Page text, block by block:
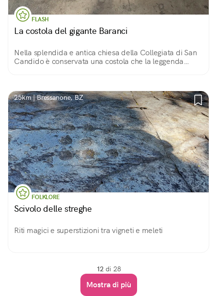
FLASH
La costola del gigante Baranci
Nella splendida e antica chiesa della Collegiata di San
Candido è conservata una costola che la leggenda
25km | Bressanone, BZ
FOLKLORE
Scivolo delle streghe
Riti magici e superstizioni tra vigneti e meleti
12 di 28
Mostra di più